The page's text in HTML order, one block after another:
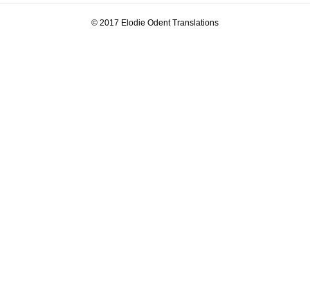
© 2017 Elodie Odent Translations